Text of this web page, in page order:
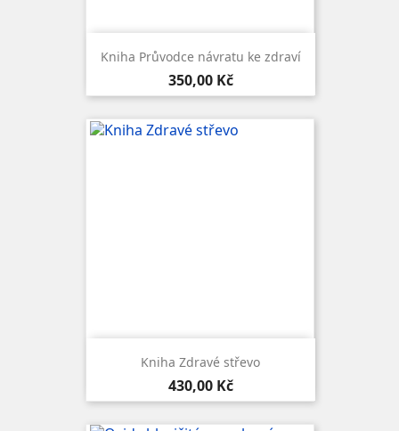
Kniha Průvodce návratu ke zdraví
Cena
350,00 Kč
Kniha Zdravé střevo
Cena
430,00 Kč